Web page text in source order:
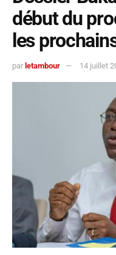
début du
les
par letambour 14 juillet